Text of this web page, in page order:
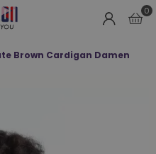
0
Brown Cardigan Damen